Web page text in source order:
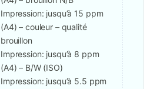
Impression: jusqu’à 15 ppm
(A4) – couleur – qualité
brouillon
Impression: jusqu’à 8 ppm
(A4) – B/W (ISO)
Impression: jusqu’à 5.5 ppm